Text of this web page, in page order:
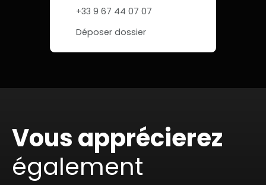
+33 9 67 44 07 07
Déposer dossier
Vous apprécierez
également